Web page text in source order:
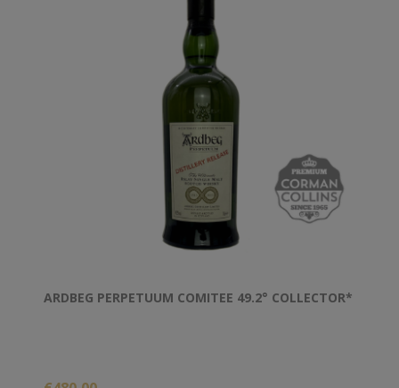
ARDBEG PERPETUUM COMITEE 49.2° COLLECTOR*